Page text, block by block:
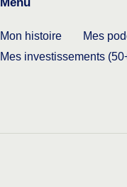
Mon histoire Mes
Mes investissements